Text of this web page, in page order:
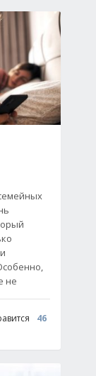
не
46